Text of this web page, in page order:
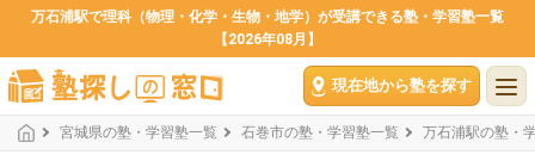
万石浦駅で理科（物理・化学・生物・地学）が受講できる塾・学習塾一覧
【2026年08月】
現在地から塾を探す
宮城県の塾・学習塾一覧 石巻市の塾・学習塾一覧 万石浦駅の塾・